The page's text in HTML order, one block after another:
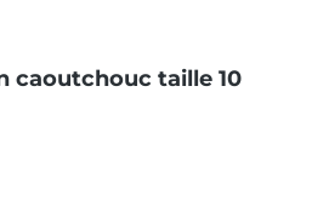
caoutchouc taille 10